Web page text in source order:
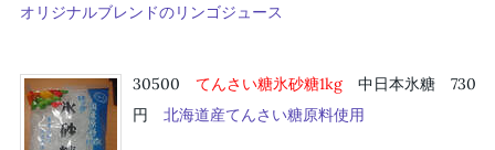
オリジナルブレンドのリンゴジュース
30500 てんさい糖氷砂糖1kg中日本氷糖 730
円 北海道産てんさい糖原料使用